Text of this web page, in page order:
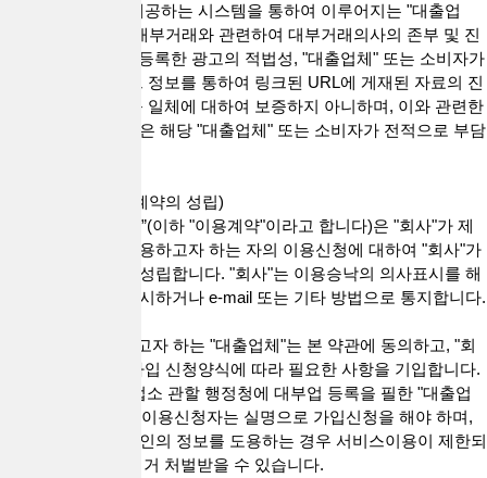
"회사"는 "회사"가 제공하는 시스템을 통하여 이루어지는 "대출업
체"와 소비자 간의 대부거래와 관련하여 대부거래의사의 존부 및 진
정성, "대출업체"가 등록한 광고의 적법성, "대출업체" 또는 소비자가
입력하는 정보 및 그 정보를 통하여 링크된 URL에 게재된 자료의 진
실성 또는 적법성 등 일체에 대하여 보증하지 아니하며, 이와 관련한
일체의 위험과 책임은 해당 "대출업체" 또는 소비자가 전적으로 부담
제7조(서비스 이용계약의 성립)
1. “서비스 이용계약”(이하 "이용계약"이라고 합니다)은 "회사"가 제
공하는 서비스를 이용하고자 하는 자의 이용신청에 대하여 "회사"가
이를 승낙함으로써 성립합니다. "회사"는 이용승낙의 의사표시를 해
당 서비스화면에 게시하거나 e-mail 또는 기타 방법으로 통지합니다.
2. 서비스를 이용하고자 하는 "대출업체"는 본 약관에 동의하고, "회
사"가 정하는 회원가입 신청양식에 따라 필요한 사항을 기입합니다.
3. "회원"가입은 영업소 관할 행정청에 대부업 등록을 필한 "대출업
체"만 할 수 있으며, 이용신청자는 실명으로 가입신청을 해야 하며,
실명이 아니거나 타인의 정보를 도용하는 경우 서비스이용이 제한되
거나 관련 법령에 의거 처벌받을 수 있습니다.